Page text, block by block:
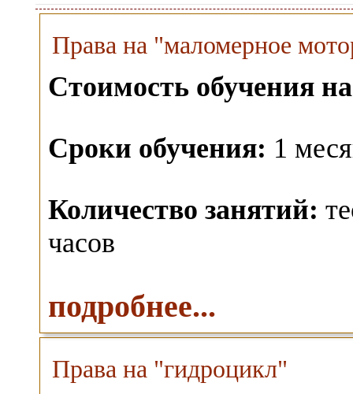
Права на "маломерное
Стоимость обучения
Сроки обучения: 1
Количество занятий:
часов
подробнее...
Права на "гидроцикл"